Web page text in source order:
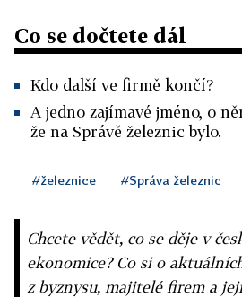
Co se dočtete dál
Kdo další ve firmě končí?
A jedno zajímavé jméno, o
že na Správě železnic bylo.
#železnice #Správa železnic
Chcete vědět, co se děje v
ekonomice? Co si o
z byznysu, majitelé firem a